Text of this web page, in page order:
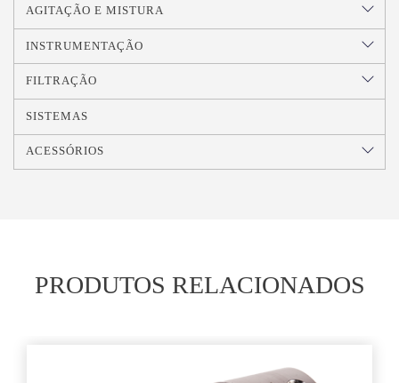
AGITAÇÃO E MISTURA
INSTRUMENTAÇÃO
FILTRAÇÃO
SISTEMAS
ACESSÓRIOS
PRODUTOS RELACIONADOS